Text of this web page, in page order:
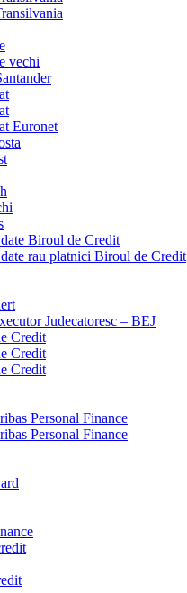
vechi
Euronet
Biroul de Credit
date rau platnici Biroul de Credit
Judecatoresc – BEJ
Credit
Credit
Credit
Personal Finance
Personal Finance